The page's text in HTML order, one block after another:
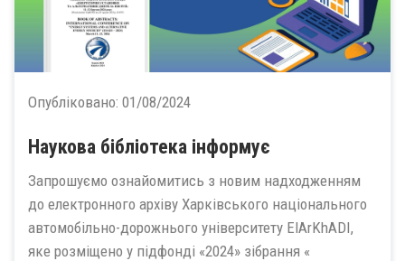
Опубліковано: 01/08/2024
Наукова бібліотека інформує
Запрошуємо ознайомитись з новим надходженням
до електронного архіву Харківського національного
автомобільно-дорожнього університету ElArKhADI,
яке розміщено у підфонді «2024» зібрання «